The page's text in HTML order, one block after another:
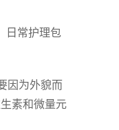
日常护理包
因为外貌而
素和微量元